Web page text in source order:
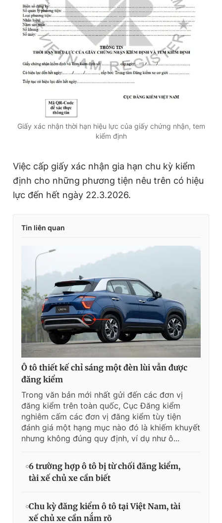
Giấy xác nhận thời hạn hiệu lực của giấy chứng nhận, tem
kiểm định
Việc cấp giấy xác nhận gia hạn chu kỳ kiểm
định cho những phương tiện nêu trên có hiệu
lực đến hết ngày 22.3.2026.
Tin liên quan
Ô tô thiết kế chỉ sáng một đèn lùi vẫn được
đăng kiểm
Trong văn bản mới nhất gửi đến các đơn vị
đăng kiểm trên toàn quốc, Cục Đăng kiểm
nghiêm cấm các đơn vị đăng kiểm tùy tiện
đánh giá một hạng mục nào đó là khiếm khuyết
nhưng không đúng quy định, ví dụ như ô...
6 trường hợp ô tô bị từ chối đăng kiểm,
tài xế chủ xe cần biết
Chu kỳ đăng kiểm ô tô tại Việt Nam, tài
xế chủ xe cần nắm rõ